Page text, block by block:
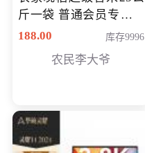
斤一袋 普通会员专享价
格178元
188.00 库存9996
农民李大爷